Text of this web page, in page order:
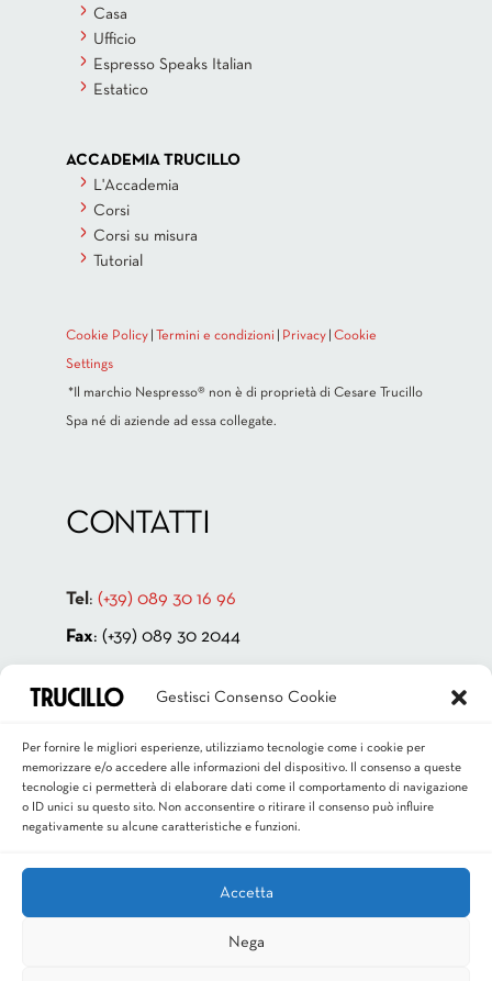
Gestisci Consenso Cookie
Per fornire le migliori esperienze, utilizziamo tecnologie come i cookie per
memorizzare e/o accedere alle informazioni del dispositivo. Il consenso a queste
tecnologie ci permetterà di elaborare dati come il comportamento di navigazione
o ID unici su questo sito. Non acconsentire o ritirare il consenso può influire
negativamente su alcune caratteristiche e funzioni.
Accetta
Nega
Casa
Ufficio
Espresso Speaks Italian
Estatico
ACCADEMIA TRUCILLO
L'Accademia
Corsi
Corsi su misura
Tutorial
Cookie Policy Termini e condizioni Privacy Cookie
Settings
*Il marchio Nespresso® non è di proprietà di Cesare Trucillo
Spa né di aziende ad essa collegate.
CONTATTI
Tel : (+39) 089 30 16 96
Fax: (+39) 089 30 2044
84131 Salerno – ITALIA
P.IVA 00181880659
Email:info@trucillo.it